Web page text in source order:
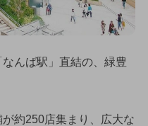
んば駅」直結の、緑豊
約250店集まり、広大な